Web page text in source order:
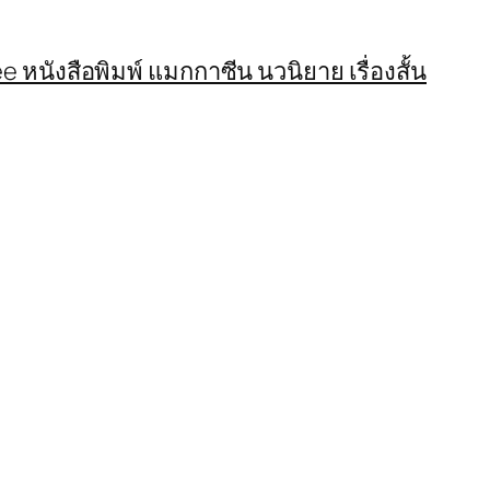
หนังสือพิมพ์ แมกกาซีน นวนิยาย เรื่องสั้น